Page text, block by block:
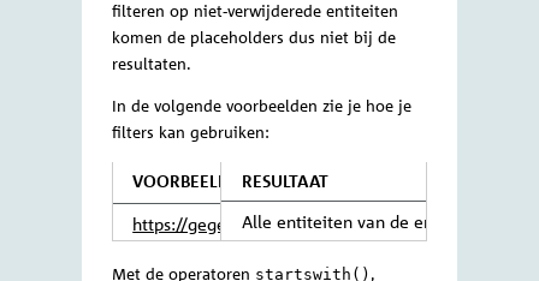
of de specifieke entiteit die als beginpunt
is gekozen. Ieder daaropvolgende functie
een functie komen achter een
voorbeelden hieronder zie je hoe dit
werkt.
Filteren op attributen met$filter